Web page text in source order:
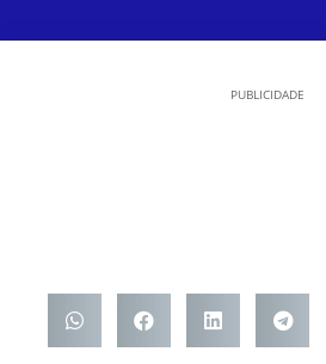
PUBLICIDADE